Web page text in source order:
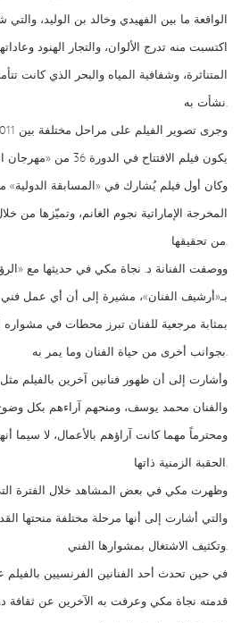
الواقعة ما بين الفهيدي وخالد بن الوليد،
اكتسبت منه تدرج الألوان، والتجار الهنود
المتناثرة، وشفافية المياه والبحر الذي كانت
نشأت به.
يكون فيلم الافتتاح في
وكان أول فيلم يُشارك في «المسابقة الدولية»
المخرجة الإماراتية نجوم الغانم، وتميّزها من
من تحقيقها.
ووصفت الفنانة د. نجاة مكي في حديثها مع
بـ«أرشيف الفنان»، مشيرة إلى أن أي عمل فني
بمثابة مرجعية للفنان تبرز محطات في مشواره
بجوانب أخرى من حياة الفنان وما يمر به.
وأشارت إلى أن ظهور فنانين آخرين بالفيلم مثل
والفنان محمد يوسف، ومنحهم آراءهم بكل وضوح
ومحترماً مهما كانت آراؤهم بالأعمال، لا سيما
الحقبة الزمنية ذاتها.
وظهرت مكي في بعض المشاهد خلال الفترة
والتي أشارت إلى أنها مرحلة مختلفة منحتها
وتكثيف الاشتغال بمشوارها الفني.
في حين تحدث أحد الفنانين الفرنسيين بالفيلم
قدمته نجاة مكي وعرفت به الآخرين عن ثقافة